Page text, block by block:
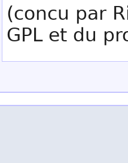
(concu par
GPL et du